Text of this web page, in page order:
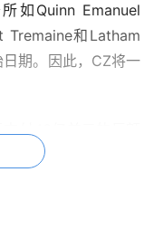
如Quinn Emanuel
和Latham
期。因此，CZ将一
付43亿美元的巨额
之前，美国证券交易